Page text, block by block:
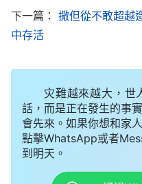
下一篇： 撒但從不敢超越
中存活
灾難越來越大，世
話，而是正在發生的事
會先來。如果你想和家
點擊WhatsApp或者
到明天。